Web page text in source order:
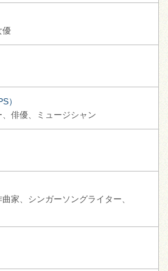
優
）
俳優、 ミュージシャン
家、 シンガーソングライター、